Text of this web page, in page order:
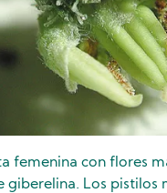
femenina con flores
giberelina. Los pistilos